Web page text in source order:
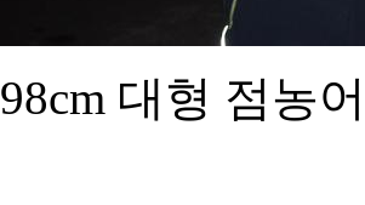
98cm 대형 점농